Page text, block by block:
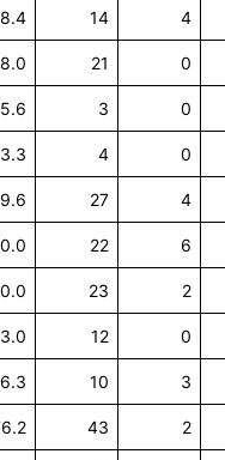
14 4
21 0
3 0
4 0
27 4
0.0 22 6
0.0 23 2
12 0
10 3
43 2